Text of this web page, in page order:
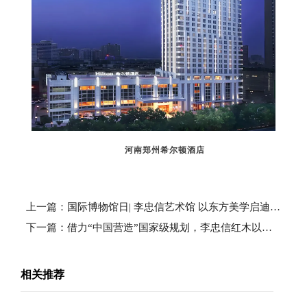
河南郑州希尔顿酒店
上一篇：国际博物馆日| 李忠信艺术馆 以东方美学启迪未来
下一篇：借力“中国营造”国家级规划，李忠信红木以匠心守护千年文脉瑰宝
相关推荐